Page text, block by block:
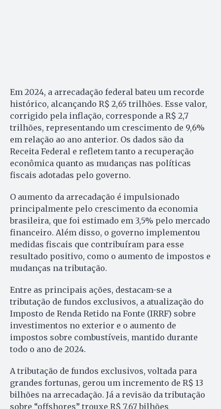
Em 2024, a arrecadação federal bateu um recorde
histórico, alcançando R$ 2,65 trilhões. Esse valor,
corrigido pela inflação, corresponde a R$ 2,7
trilhões, representando um crescimento de 9,6%
em relação ao ano anterior. Os dados são da
Receita Federal e refletem tanto a recuperação
econômica quanto as mudanças nas políticas
fiscais adotadas pelo governo.
O aumento da arrecadação é impulsionado
principalmente pelo crescimento da economia
brasileira, que foi estimado em 3,5% pelo mercado
financeiro. Além disso, o governo implementou
medidas fiscais que contribuíram para esse
resultado positivo, como o aumento de impostos e
mudanças na tributação.
Entre as principais ações, destacam-se a
tributação de fundos exclusivos, a atualização do
Imposto de Renda Retido na Fonte (IRRF) sobre
investimentos no exterior e o aumento de
impostos sobre combustíveis, mantido durante
todo o ano de 2024.
A tributação de fundos exclusivos, voltada para
grandes fortunas, gerou um incremento de R$ 13
bilhões na arrecadação. Já a revisão da tributação
sobre “offshores” trouxe R$ 7,67 bilhões